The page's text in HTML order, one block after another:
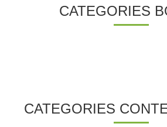
CATEGORIES
CATEGORIES